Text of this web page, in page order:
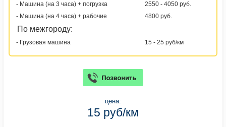
- Машина (на 3 часа) + погрузка
2550 - 4050 руб.
- Машина (на 4 часа) + рабочие
4800 руб.
По межгороду:
- Грузовая машина 15 - 25 руб/км
цена:
15 руб/км